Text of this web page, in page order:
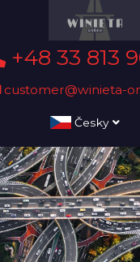
+48 33 813
customer@winieta-
Česky